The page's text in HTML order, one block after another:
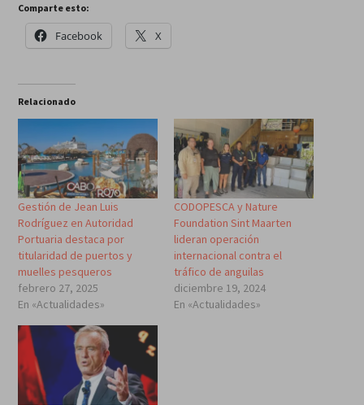
Comparte esto:
Facebook X
Relacionado
Gestión de Jean Luis
Rodríguez en Autoridad
Portuaria destaca por
titularidad de puertos y
muelles pesqueros
febrero 27, 2025
En «Actualidades»
CODOPESCA y Nature
Foundation Sint Maarten
lideran operación
internacional contra el
tráfico de anguilas
diciembre 19, 2024
En «Actualidades»